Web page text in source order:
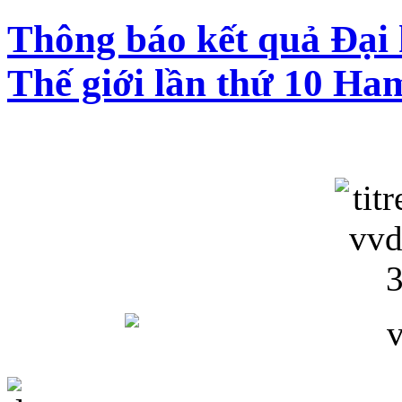
Thông báo kết quả
Thế giới lần thứ 10